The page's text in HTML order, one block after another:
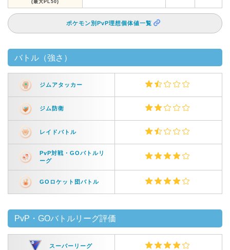
(最大PL50)
ポケモン別PvP理想個体値一覧
バトル（強さ）
ジムアタッカー
ジム防衛
レイドバトル
PvP対戦・GOバトルリ
ーグ
GOロケット団バトル
PvP・GOバトルリーグ評価
スーパーリーグ